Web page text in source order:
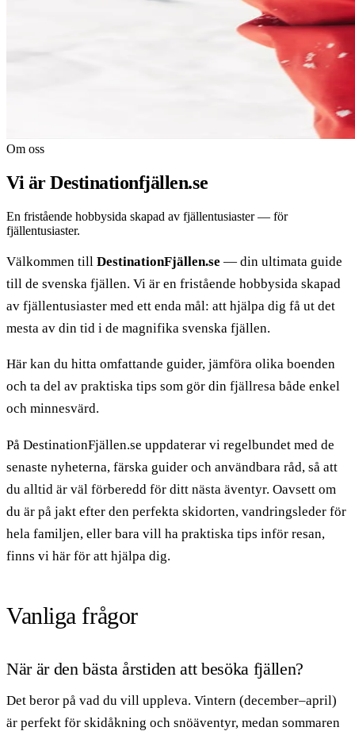
Om oss
Vi är Destinationfjällen.se
En fristående hobbysida skapad av fjällentusiaster — för
fjällentusiaster.
Välkommen till DestinationFjällen.se — din ultimata guide
till de svenska fjällen. Vi är en fristående hobbysida skapad
av fjällentusiaster med ett enda mål: att hjälpa dig få ut det
mesta av din tid i de magnifika svenska fjällen.
Här kan du hitta omfattande guider, jämföra olika boenden
och ta del av praktiska tips som gör din fjällresa både enkel
och minnesvärd.
På DestinationFjällen.se uppdaterar vi regelbundet med de
senaste nyheterna, färska guider och användbara råd, så att
du alltid är väl förberedd för ditt nästa äventyr. Oavsett om
du är på jakt efter den perfekta skidorten, vandringsleder för
hela familjen, eller bara vill ha praktiska tips inför resan,
finns vi här för att hjälpa dig.
Vanliga frågor
När är den bästa årstiden att besöka fjällen?
Det beror på vad du vill uppleva. Vintern (december–april)
är perfekt för skidåkning och snöäventyr, medan sommaren